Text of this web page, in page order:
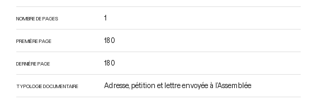
NOMBRE DE PAGES 1
PREMIÈRE PAGE 180
DERNIÈRE PAGE 180
TYPOLOGIE DOCUMENTAIRE Adresse, pétition et lettre envoyée à l’Assemblée